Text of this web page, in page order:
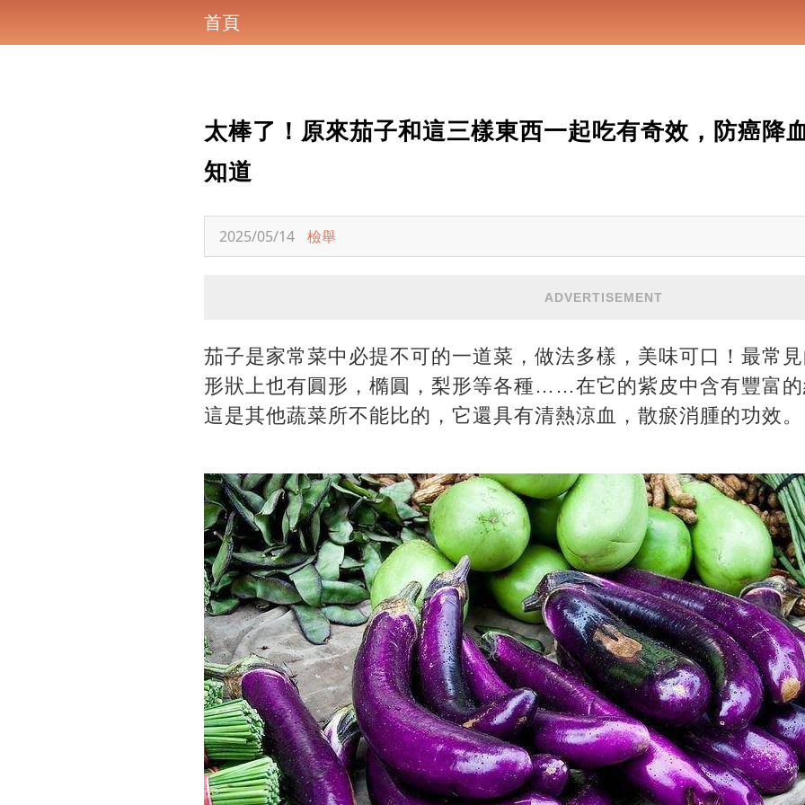
首頁
太棒了！原來茄子和這三樣東西一起吃有奇效，防癌降
知道
2025/05/14 檢舉
ADVERTISEMENT
茄子是家常菜中必提不可的一道菜，做法多樣，美味可口！最常
形狀上也有圓形，橢圓，梨形等各種……在它的紫皮中含有豐富
這是其他蔬菜所不能比的，它還具有清熱涼血，散瘀消腫的功